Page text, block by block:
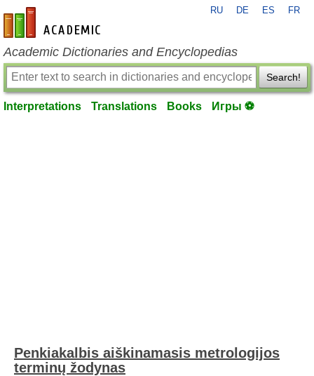
en-academic.com
RU DE ES FR
Academic Dictionaries and Encyclopedias
Search!
Interpretations Translations Books Игры ⚽
Penkiakalbis aiškinamasis metrologijos
terminų žodynas